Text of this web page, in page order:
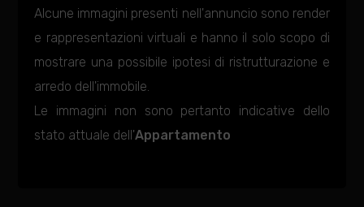
Alcune immagini presenti nell'annuncio sono render
e rappresentazioni virtuali e hanno il solo scopo di
mostrare una possibile ipotesi di ristrutturazione e
arredo dell'immobile.
Le immagini non sono pertanto indicative dello
stato attuale dell'Appartamento